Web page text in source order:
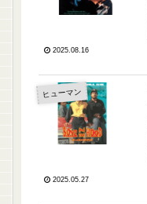
2025.08.16
ヒューマン
2025.05.27